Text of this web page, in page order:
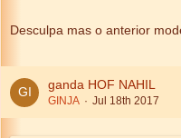
Desculpa mas o anterior
ganda HOF NAHIL
GINJA Jul 18th 2017